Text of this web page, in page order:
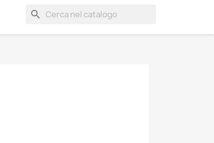
search